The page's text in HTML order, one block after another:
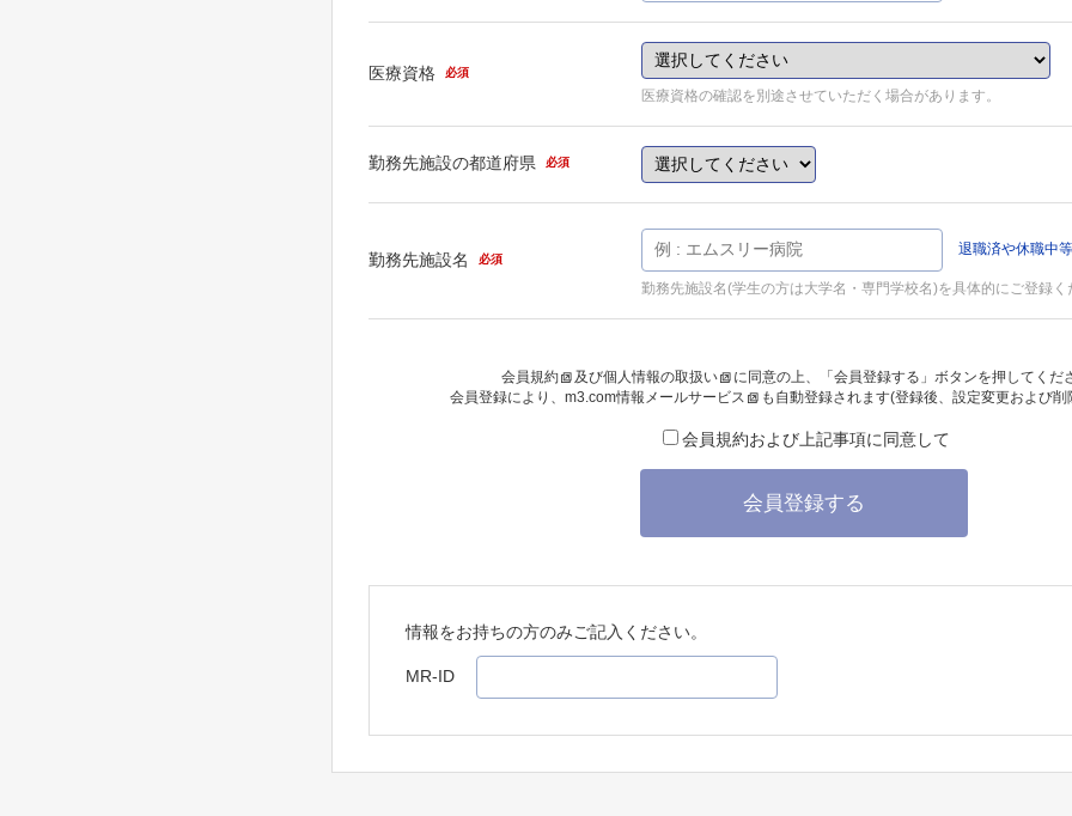
医療資格 必須
医療資格の確認を別途させていただく場合があります。
勤務先施設の都道府県 必須
勤務先施設名 必須
退職済や休職中
勤務先施設名(学生の方は大学名・専門学校名)を具体的にご登録く
会員規約 及び個人情報の取扱い
に同意の上、「会員登録する」ボタンを押してくだ
会員登録により、 m3.com情報メールサービス も自動登録されます(登録後、設定変更および
会員規約および上記事項に同意して
会員登録する
情報をお持ちの方のみご記入ください。
MR-ID